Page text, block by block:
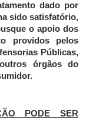
dado por
sido satisfatório,
o apoio dos
providos pelos
Públicas,
órgãos do
PODE SER